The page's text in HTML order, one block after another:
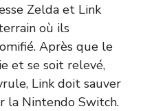
Zelda et Link
où ils
Après que le
et se soit relevé,
Link doit sauver
la Nintendo Switch.